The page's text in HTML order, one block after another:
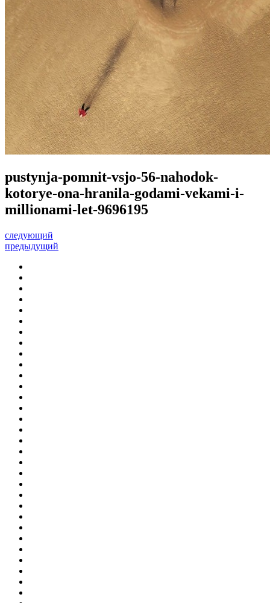
pustynja-pomnit-vsjo-56-nahodok-
kotorye-ona-hranila-godami-vekami-i-
millionami-let-9696195
следующий
предыдущий